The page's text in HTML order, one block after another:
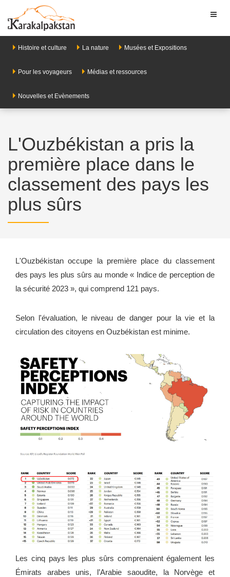
Histoire et culture La nature Musées et Expositions
Pour les voyageurs Médias et ressources
Nouvelles et Evènements
L'Ouzbékistan a pris la
première place dans le
classement des pays les
plus sûrs
L'Ouzbékistan occupe la première place du classement
des pays les plus sûrs au monde « Indice de perception de
la sécurité 2023 », qui comprend 121 pays.
Selon l'évaluation, le niveau de danger pour la vie et la
circulation des citoyens en Ouzbékistan est minime.
Les cinq pays les plus sûrs comprenaient également les
Émirats arabes unis, l’Arabie saoudite, la Norvège et